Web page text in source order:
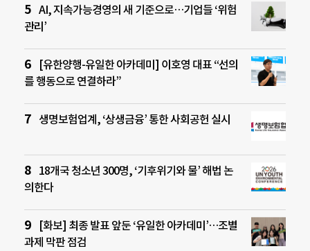
AI, 지속가능경영의 새 기준으로…기업들 ‘위험
관리’
[유한양행-유일한 아카데미] 이호영 대표 “선의
를 행동으로 연결하라”
생명보험업계, ‘상생금융’ 통한 사회공헌 실시
18개국 청소년 300명, ‘기후위기와 물’ 해법 논
의한다
[화보] 최종 발표 앞둔 ‘유일한 아카데미’…조별
과제 막판 점검